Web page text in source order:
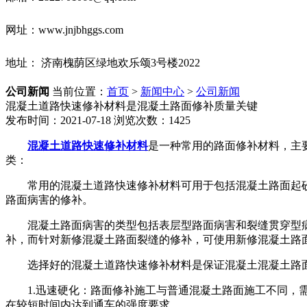
网址：www.jnjbhggs.com
地址： 济南槐荫区绿地欢乐颂3号楼2022
公司新闻 当前位置： 首页 > 新闻中心 > 公司新闻
混凝土道路快速修补材料是混凝土路面修补质量关键
发布时间：2021-07-18 浏览次数：1425
混凝土道路快速修补材料是一种常用的路面修补材料，主
类：
常用的混凝土道路快速修补材料可用于包括混凝土路面
路面病害的修补。
混凝土路面病害的类型包括表层型路面病害和裂缝贯穿
补，而针对新修混凝土路面裂缝的修补，可使用新修混凝土路
选择好的混凝土道路快速修补材料是保证混凝土混凝土
1.迅速硬化：路面修补施工与普通混凝土路面施工不同
在较短时间内达到通车的强度要求。